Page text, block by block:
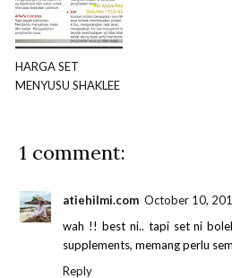
HARGA SET
MENYUSU SHAKLEE
1 comment:
atiehilmi.com October 10,
wah !! best ni.. tapi set ni
supplements, memang perlu
Reply